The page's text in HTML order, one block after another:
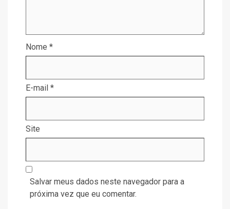
Nome *
E-mail *
Site
Salvar meus dados neste navegador para a
próxima vez que eu comentar.